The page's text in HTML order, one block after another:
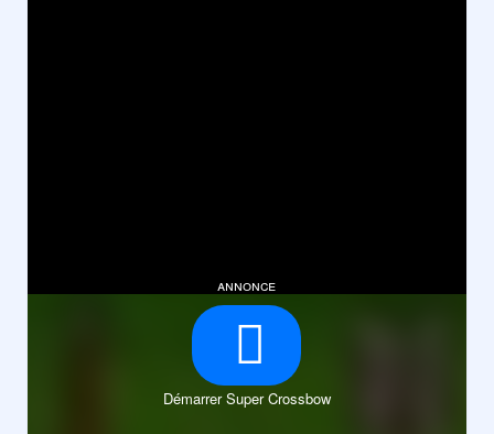
annonce
Démarrer Super Crossbow